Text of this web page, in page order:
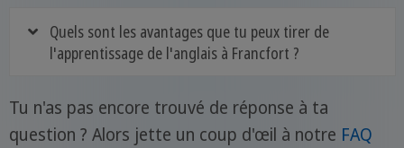
Quels sont les avantages que tu peux tirer de
l'apprentissage de l'anglais à Francfort ?
Tu n'as pas encore trouvé de réponse à ta
question ? Alors jette un coup d'œil à notre FAQ